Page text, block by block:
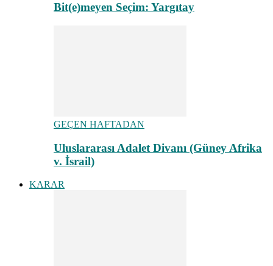
Bit(e)meyen Seçim: Yargıtay
GEÇEN HAFTADAN
Uluslararası Adalet Divanı (Güney Afrika
v. İsrail)
KARAR